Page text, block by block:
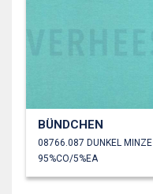
BÜNDCHEN
08766.087 DUNKEL MINZE
95%CO/5%EA